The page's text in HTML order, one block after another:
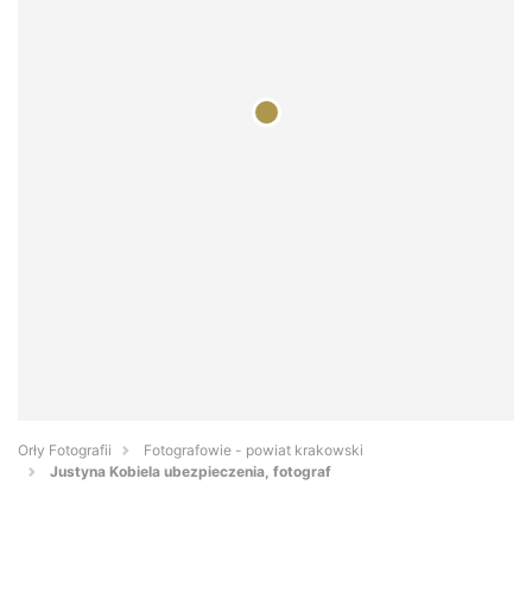
Orły Fotografii
Fotografowie - powiat krakowski
Justyna Kobiela ubezpieczenia, fotograf